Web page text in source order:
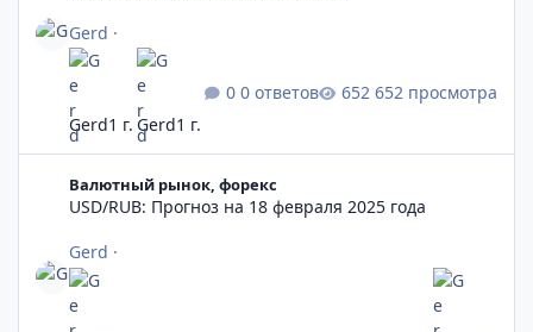
Gerd ·
0 ответов
652 просмотра
Gerd1 г. Gerd1 г.
Валютный рынок, форекс
USD/RUB: Прогноз на 18 февраля 2025 года
Gerd ·